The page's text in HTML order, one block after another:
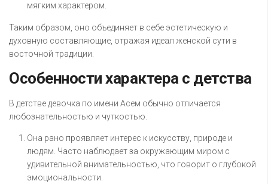
мягким характером.
Таким образом, оно объединяет в себе эстетическую и
духовную составляющие, отражая идеал женской сути в
восточной традиции.
Особенности характера с детства
В детстве девочка по имени Асем обычно отличается
любознательностью и чуткостью.
Она рано проявляет интерес к искусству, природе и
людям. Часто наблюдает за окружающим миром с
удивительной внимательностью, что говорит о глубокой
эмоциональности.